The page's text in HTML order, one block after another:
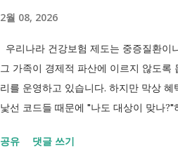
로 생각하기 쉽지만, 두 제도는 지급 기
연금 생계급여 목적 장애로 인한 ...
2월 08, 2026
우리나라 건강보험 제도는 중증질환이
그 가족이 경제적 파산에 이르지 않도록
리를 운영하고 있습니다. 하지만 막상
낯선 코드들 때문에 "나도 대상이 맞나?"
닙니다. 여러분의 병원비를 90%에서
공유 댓글 쓰기